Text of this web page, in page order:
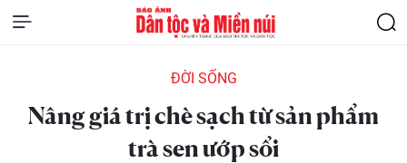
ĐỜI SỐNG
Nâng giá trị chè sạch từ sản phẩm
trà sen ướp sổi